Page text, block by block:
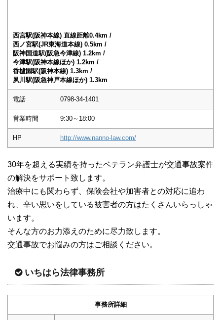
西宮駅(阪神本線) 直線距離0.4km /
西ノ宮駅(JR東海道本線) 0.5km /
阪神国道駅(阪急今津線) 1.2km /
今津駅(阪神本線ほか) 1.2km /
香櫨園駅(阪神本線) 1.3km /
夙川駅(阪急神戸本線ほか) 1.3km
電話 0798-34-1401
営業時間 9:30～18:00
HP http://www.nanno-law.com/
30年を超える実績を持ったベテラン弁護士が交通事故案件
の解決をサポート致します。
治療中にも関わらず、保険会社や加害者との対応に追わ
れ、辛い思いをしている被害者の方はたくさんいらっしゃ
います。
そんな方のお力添えのために尽力致します。
交通事故でお悩みの方はご相談ください。
いちはら法律事務所
事務所詳細